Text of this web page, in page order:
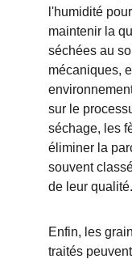
l'humidité
maintenir la
séchées au
mécaniques,
sur le
séchage, les
éliminer la
souvent
de leur qualité.
Enfin, les
traités